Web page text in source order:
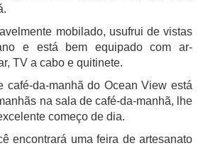
mobilado, usufrui de vistas
e está bem equipado com ar-
TV a cabo e quitinete.
café-da-manhã do Ocean View está
na sala de café-da-manhã, lhe
começo de dia.
encontrará uma feira de artesanato